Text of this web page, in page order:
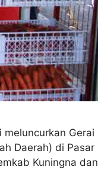
meluncurkan Gerai
Daerah) di Pasar
Kuningna dan